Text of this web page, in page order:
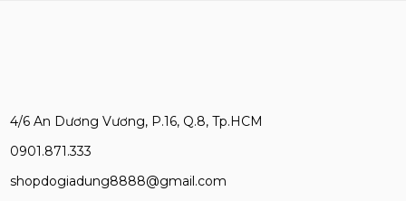
4/6 An Dương Vương, P.16, Q.8, Tp.HCM
0901.871.333
shopdogiadung8888@gmail.com